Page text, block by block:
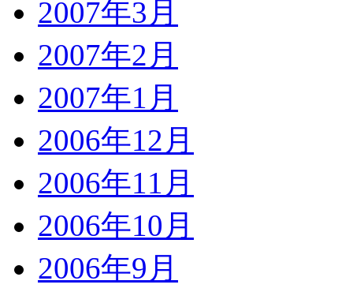
2007年3月
2007年2月
2007年1月
2006年12月
2006年11月
2006年10月
2006年9月